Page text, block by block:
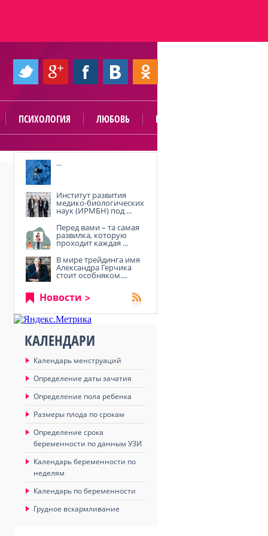
ПСИХОЛОГИЯ ЛЮБОВЬ ПОЛЕЗНО
...
Институт развития
медико-биологических
наук (ИРМБН) под ...
Перед вами – та самая
развилка, которую
проходит каждая ...
В мире трейдинга имя
Александра Герчика
стоит особняком....
Новости
КАЛЕНДАРИ
Календарь менструаций
Определение даты зачатия
Определение пола ребенка
Размеры плода по срокам
Определение срока
беременности по данным УЗИ
Календарь беременности по
неделям
Календарь по беременности
Грудное вскармливание